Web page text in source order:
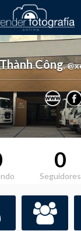
Công,
0
Seguidores